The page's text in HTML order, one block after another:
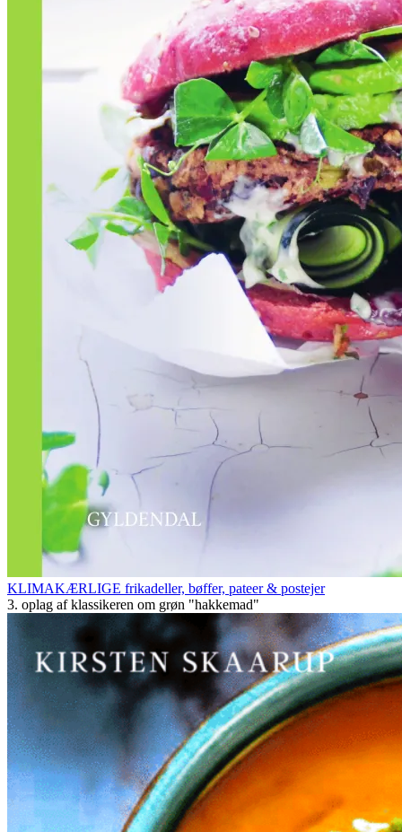
KLIMAKÆRLIGE frikadeller, bøffer, pateer & postejer
3. oplag af klassikeren om grøn "hakkemad"